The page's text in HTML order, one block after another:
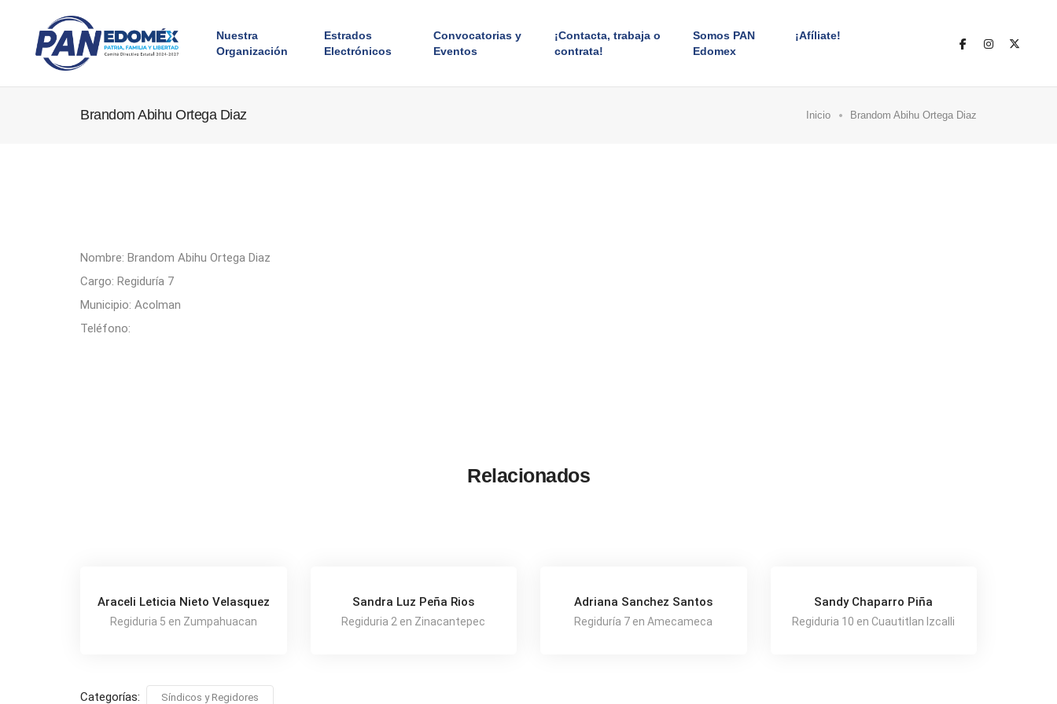
Nuestra
Organización
Estrados
Electrónicos
Convocatorias y
Eventos
¡Contacta, trabaja o
contrata!
Somos PAN
Edomex
¡Afíliate!
Brandom Abihu Ortega Diaz Inicio Brandom Abihu Ortega Diaz
Nombre: Brandom Abihu Ortega Diaz
Cargo: Regiduría 7
Municipio: Acolman
Teléfono:
Relacionados
Araceli Leticia Nieto Velasquez
Regiduria 5 en Zumpahuacan
Sandra Luz Peña Rios
Regiduria 2 en Zinacantepec
Adriana Sanchez Santos
Regiduría 7 en Amecameca
Sandy Chaparro Piña
Regiduria 10 en Cuautitlan Izcalli
Categorías: Síndicos y Regidores